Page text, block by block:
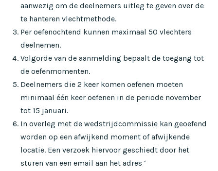
aanwezig om de deelnemers uitleg te geven over de
te hanteren vlechtmethode.
Per oefenochtend kunnen maximaal 50 vlechters
deelnemen.
Volgorde van de aanmelding bepaalt de toegang tot
de oefenmomenten.
Deelnemers die 2 keer komen oefenen moeten
minimaal één keer oefenen in de periode november
tot 15 januari.
In overleg met de wedstrijdcommissie kan geoefend
worden op een afwijkend moment of afwijkende
locatie. Een verzoek hiervoor geschiedt door het
sturen van een email aan het adres ‘